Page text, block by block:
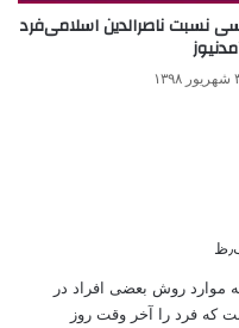
نسبت ناصرالدین اسلامی‌فرد
۱۳۹۸
موارد روش بعضی افراد در
که فرد را آخر وقت روز